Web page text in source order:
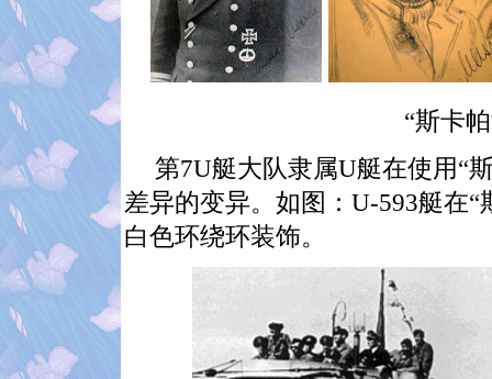
“斯卡
第7U艇大队隶属U艇在使用“
差异的变异。如图： U-593艇在“
白色环绕环装饰。